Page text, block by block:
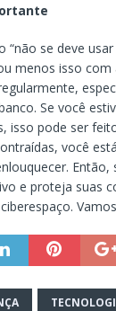
“não se deve
menos isso com
Se você
isso pode ser
você
Então,
e proteja suas